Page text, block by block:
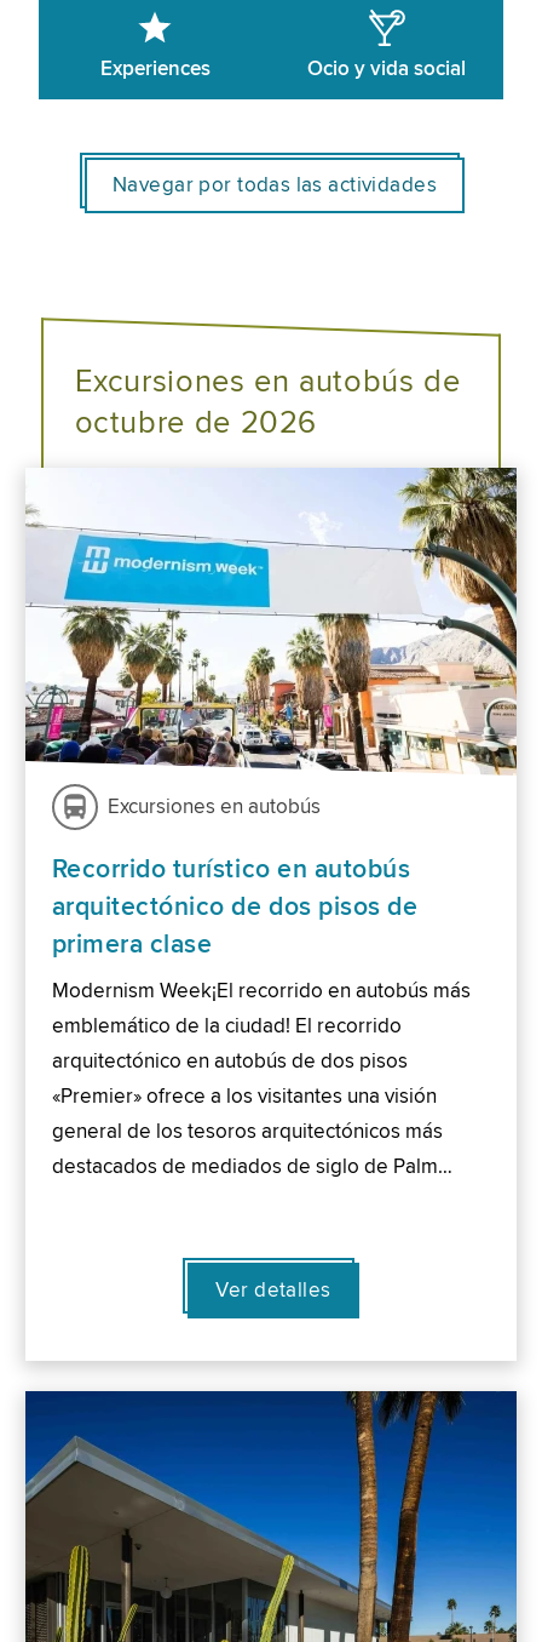
Experiences Ocio y vida social
Navegar por todas las actividades
Excursiones en autobús de
octubre de 2026
Excursiones en autobús
Recorrido turístico en autobús
arquitectónico de dos pisos de
primera clase
Modernism Week¡El recorrido en autobús más
emblemático de la ciudad! El recorrido
arquitectónico en autobús de dos pisos
«Premier» ofrece a los visitantes una visión
general de los tesoros arquitectónicos más
destacados de mediados de siglo de Palm…
Ver detalles